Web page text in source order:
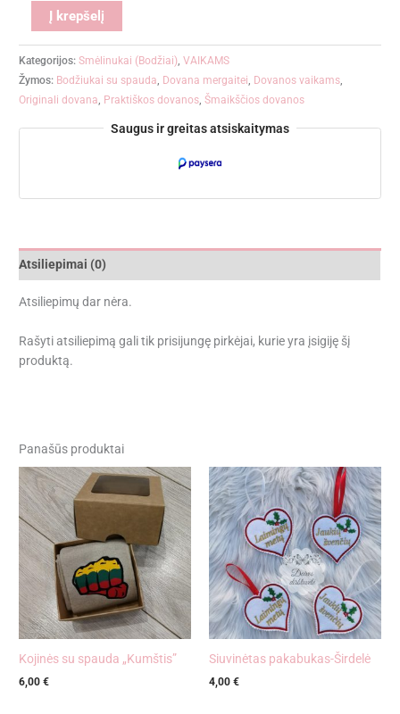
Į krepšelį
Kategorijos:Smėlinukai (Bodžiai) ,VAIKAMS
Žymos: Bodžiukai su spauda Dovana mergaitei Dovanos vaikams
Originali dovana Praktiškos dovanos ,Šmaikščios dovanos
Saugus ir greitas atsiskaitymas
Atsiliepimai (0)
Atsiliepimų dar nėra.
Rašyti atsiliepimą gali tik prisijungę pirkėjai, kurie yra įsigiję šį
produktą.
Panašūs produktai
Kojinės su spauda „Kumštis”
6,00€
Siuvinėtas pakabukas-Širdelė
4,00 €